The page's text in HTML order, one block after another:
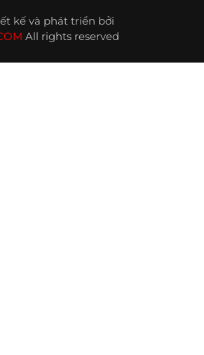
kế và phát triển bởi
All rights reserved